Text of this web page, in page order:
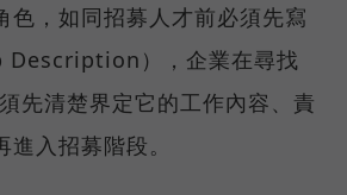
色，如同招募人才前必須先寫
Description），企業在尋找
先清楚界定它的工作內容、責
入招募階段。